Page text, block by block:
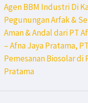
Agen BBM Industri Di
Pegunungan Arfak &
Aman & Andal dari PT
– Afna Jaya Pratama, PT
Pemesanan Biosolar di
Pratama